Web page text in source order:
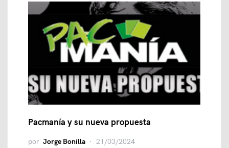
Pacmanía y su nueva propuesta
por Jorge Bonilla 21/03/2024